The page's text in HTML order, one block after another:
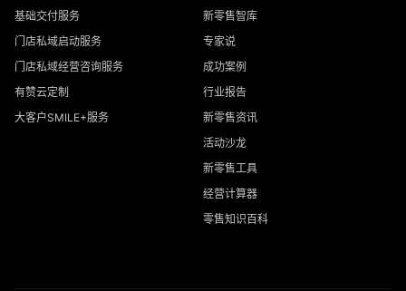
基础交付服务
门店私域启动服务
门店私域经营咨询服务
有赞云定制
大客户SMILE+服务
新零售智库
专家说
成功案例
行业报告
新零售资讯
活动沙龙
新零售工具
经营计算器
零售知识百科